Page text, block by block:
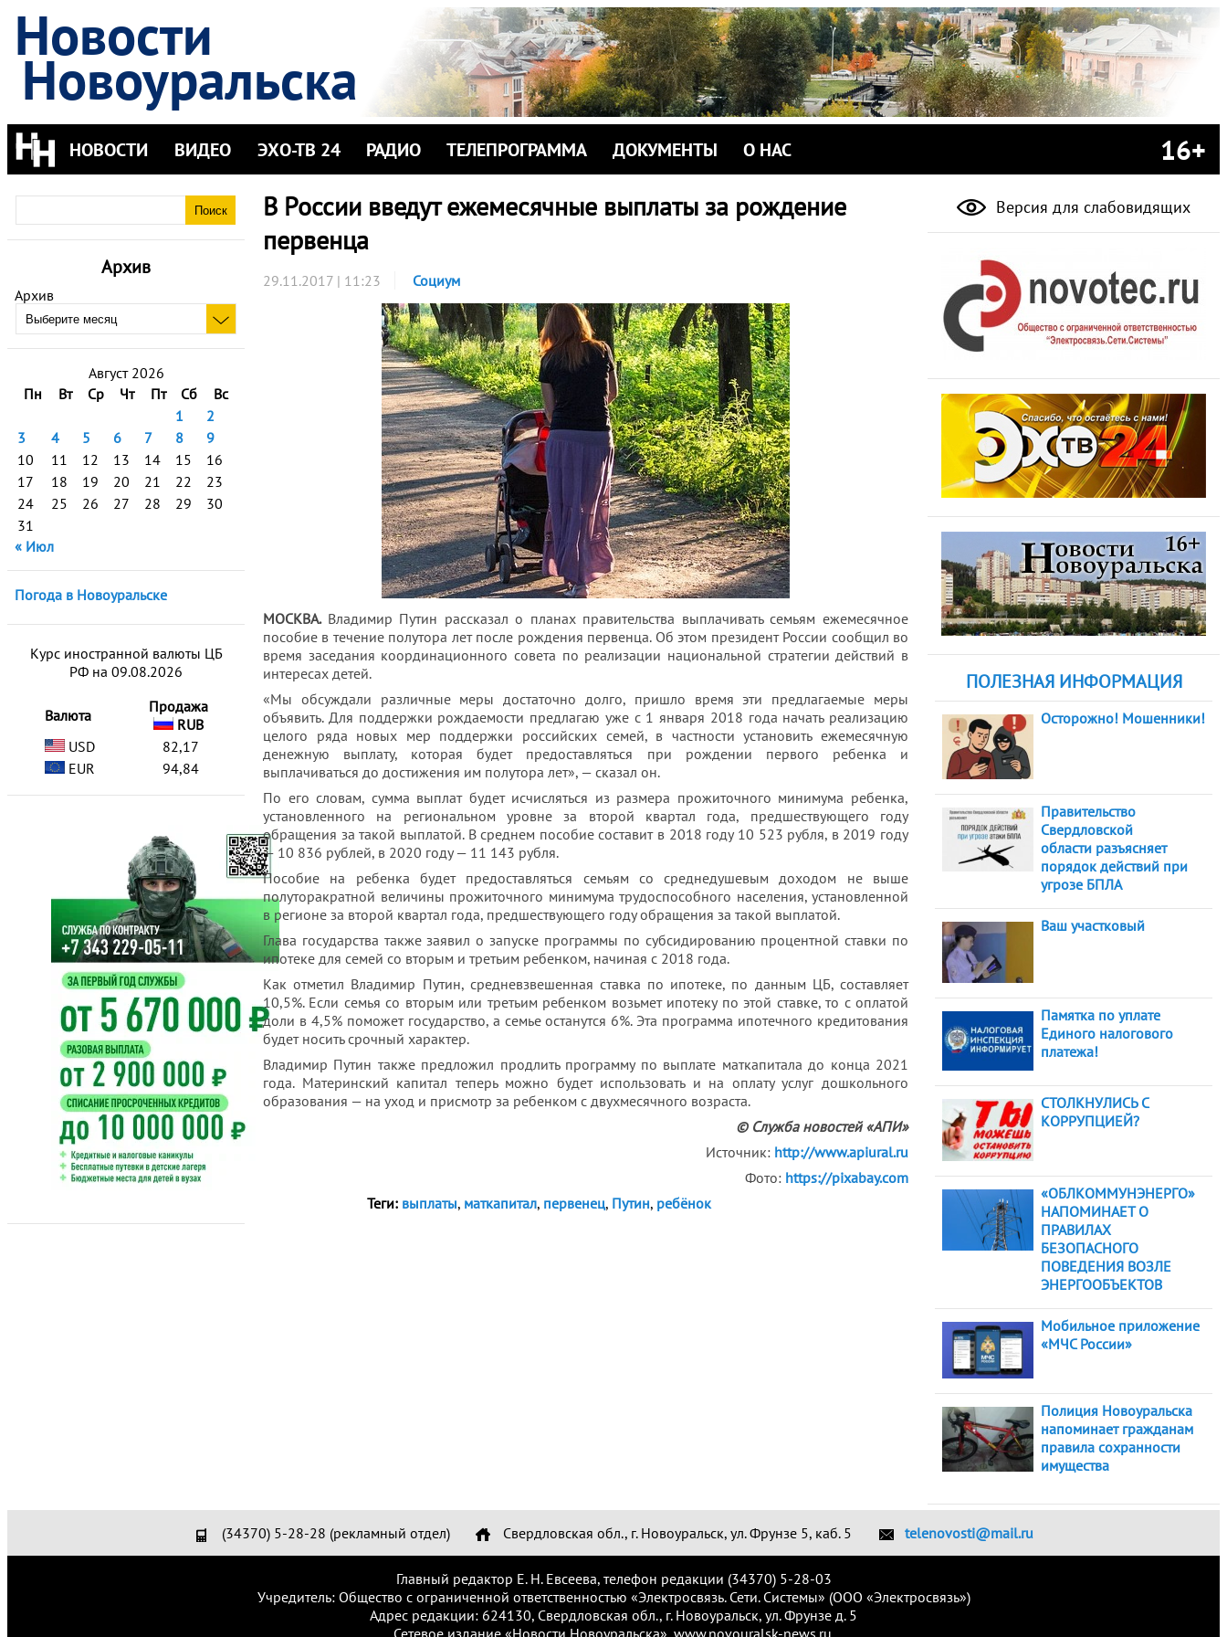
Новости
Новоуральска
НОВОСТИ ВИДЕО ЭХО-ТВ 24 РАДИО ТЕЛЕПРОГРАММА ДОКУМЕНТЫ О НАС 16+
Архив
Архив
Август 2026
Пн
Вт Ср Чт Пт Сб
Вс
1
2
3
4 5 6 7 8
9
10
11 12 13 14 15
16
17
18 19 20 21 22
23
24
25 26 27 28 29
30
31
« Июл
Погода в Новоуральске
Курс иностранной валюты ЦБ
РФ на 09.08.2026
Валюта
Продажа
RUB
USD
82,17
EUR
94,84
В России введут ежемесячные выплаты за рождение
первенца
29.11.2017 | 11:23 Социум
МОСКВА. Владимир Путин рассказал о планах правительства выплачивать семьям ежемесячное
пособие в течение полутора лет после рождения первенца. Об этом президент России сообщил во
время заседания координационного совета по реализации национальной стратегии действий в
интересах детей.
«Мы обсуждали различные меры достаточно долго, пришло время эти предлагаемые меры
объявить. Для поддержки рождаемости предлагаю уже с 1 января 2018 года начать реализацию
целого ряда новых мер поддержки российских семей, в частности установить ежемесячную
денежную выплату, которая будет предоставляться при рождении первого ребенка и
выплачиваться до достижения им полутора лет», — сказал он.
По его словам, сумма выплат будет исчисляться из размера прожиточного минимума ребенка,
установленного на региональном уровне за второй квартал года, предшествующего году
обращения за такой выплатой. В среднем пособие составит в 2018 году 10 523 рубля, в 2019 году
— 10 836 рублей, в 2020 году — 11 143 рубля.
Пособие на ребенка будет предоставляться семьям со среднедушевым доходом не выше
полуторакратной величины прожиточного минимума трудоспособного населения, установленной
в регионе за второй квартал года, предшествующего году обращения за такой выплатой.
Глава государства также заявил о запуске программы по субсидированию процентной ставки по
ипотеке для семей со вторым и третьим ребенком, начиная с 2018 года.
Как отметил Владимир Путин, средневзвешенная ставка по ипотеке, по данным ЦБ, составляет
10,5%. Если семья со вторым или третьим ребенком возьмет ипотеку по этой ставке, то с оплатой
доли в 4,5% поможет государство, а семье останутся 6%. Эта программа ипотечного кредитования
будет носить срочный характер.
Владимир Путин также предложил продлить программу по выплате маткапитала до конца 2021
года. Материнский капитал теперь можно будет использовать и на оплату услуг дошкольного
образования — на уход и присмотр за ребенком с двухмесячного возраста.
© Служба новостей «АПИ»
Источник: http://www.apiural.ru
Фото: https://pixabay.com
Теги: выплаты, маткапитал, первенец, Путин, ребёнок
Версия для слабовидящих
ПОЛЕЗНАЯ ИНФОРМАЦИЯ
Осторожно! Мошенники!
Правительство
Свердловской
области разъясняет
порядок действий при
угрозе БПЛА
Ваш участковый
Памятка по уплате
Единого налогового
платежа!
СТОЛКНУЛИСЬ С
КОРРУПЦИЕЙ?
«ОБЛКОММУНЭНЕРГО»
НАПОМИНАЕТ О
ПРАВИЛАХ
БЕЗОПАСНОГО
ПОВЕДЕНИЯ ВОЗЛЕ
ЭНЕРГООБЪЕКТОВ
Мобильное приложение
«МЧС России»
Полиция Новоуральска
напоминает гражданам
правила сохранности
имущества
(34370) 5-28-28 (рекламный отдел) Свердловская обл., г. Новоуральск, ул. Фрунзе 5, каб. 5 telenovosti@mail.ru
Главный редактор Е. Н. Евсеева, телефон редакции (34370) 5-28-03
Учредитель: Общество с ограниченной ответственностью «Электросвязь. Сети. Системы» (ООО «Электросвязь»)
Адрес редакции: 624130, Свердловская обл., г. Новоуральск, ул. Фрунзе д. 5